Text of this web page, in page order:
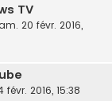
TV
20 févr. 2016,
févr. 2016, 15:38